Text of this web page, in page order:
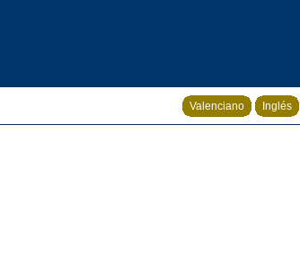
Valenciano Inglés